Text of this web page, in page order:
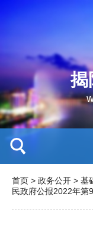
揭
首页 > 政务公开 > 基
民政府公报2022年第